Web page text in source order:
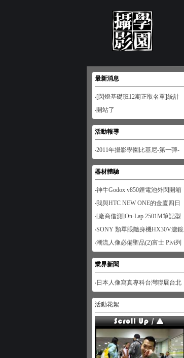
最新消息
‧[閃燈基礎班12期正取名單]統計
至1月28日
‧開站了
活動報導
‧2011年攝影學園比基尼-第一彈-
南寮風情
器材體驗
‧神牛Godox v850鋰電池外閃開箱
‧我與HTC NEW ONE的金廈四日
遊
‧[廠商借測]On-Lap 2501M筆記型
螢幕開箱試用
‧SONY 類單眼隨身機HX30V濾鏡
功能體驗-人像篇
‧潮流人像必備聖品(2)富士 Pivi列
印機
業界新聞
‧日本人像寫真專科台灣聯展台北
展
活動花絮